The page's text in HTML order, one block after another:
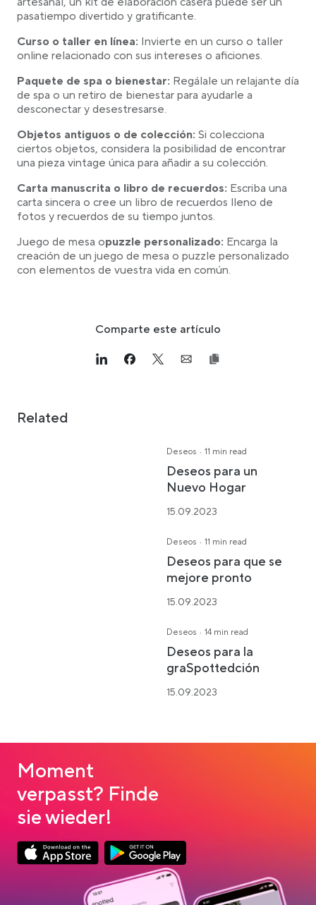
pasatiempo divertido y gratificante.
Curso o taller en línea: Invierte en un curso o taller
online relacionado con sus intereses o aficiones.
Paquete de spa o bienestar: Regálale un relajante día
de spa o un retiro de bienestar para ayudarle a
desconectar y desestresarse.
Objetos antiguos o de colección: Si colecciona
ciertos objetos, considera la posibilidad de encontrar
una pieza vintage única para añadir a su colección.
Carta manuscrita o libro de recuerdos: Escriba una
carta sincera o cree un libro de recuerdos lleno de
fotos y recuerdos de su tiempo juntos.
Juego de mesa opuzzle personalizado: Encarga la
creación de un juego de mesa o puzzle personalizado
con elementos de vuestra vida en común.
Comparte este artículo
Link opens in a new tab
>Share on Linkedin
Link opens in a new tab
>Share on Facebook
Link opens in a new tab
>Share on Twitter
Link opens in a new tab
>Share on Email
Related
Deseos · 11 min read
Deseos para un
Nuevo Hogar
15.09.2023
Deseos · 11 min read
Deseos para que se
mejore pronto
15.09.2023
Deseos · 14 min read
Deseos para la
graSpottedción
15.09.2023
Moment
verpasst? Finde
sie wieder!
Link opens in a new tabLink opens in a new tab
Google Play Download